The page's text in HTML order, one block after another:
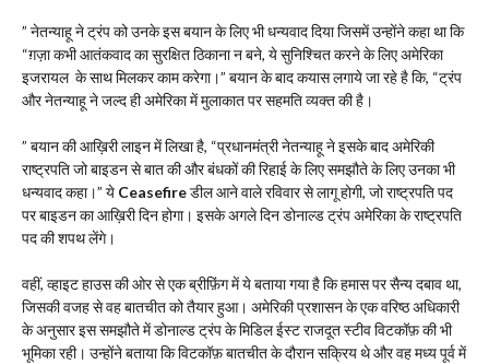
” नेतन्याहू ने ट्रंप को उनके इस बयान के लिए भी धन्यवाद दिया जिसमें उन्होंने कहा था कि
“ग़ज़ा कभी आतंकवाद का सुरक्षित ठिकाना न बने, ये सुनिश्चित करने के लिए अमेरिका
इजरायल के साथ मिलकर काम करेगा।” बयान के बाद कयास लगाये जा रहे है कि, “ट्रंप
और नेतन्याहू ने जल्द ही अमेरिका में मुलाकात पर सहमति व्यक्त की है।
” बयान की आख़िरी लाइन में लिखा है, “प्रधानमंत्री नेतन्याहू ने इसके बाद अमेरिकी
राष्ट्रपति जो बाइडन से बात की और बंधकों की रिहाई के लिए समझौते के लिए उनका भी
धन्यवाद कहा।” ये Ceasefireडील आने वाले रविवार से लागू होगी, जो राष्ट्रपति पद
पर बाइडन का आख़िरी दिन होगा। इसके अगले दिन डोनाल्ड ट्रंप अमेरिका के राष्ट्रपति
पद की शपथ लेंगे।
वहीं, व्हाइट हाउस की ओर से एक ब्रीफ़िंग में ये बताया गया है कि हमास पर सैन्य दबाव था,
जिसकी वजह से वह बातचीत को तैयार हुआ। अमेरिकी प्रशासन के एक वरिष्ठ अधिकारी
के अनुसार इस समझौते में डोनाल्ड ट्रंप के मिडिल ईस्ट राजदूत स्टीव विटकॉफ़ की भी
भूमिका रही। उन्होंने बताया कि विटकॉफ़ बातचीत के दौरान सक्रिय थे और वह मध्य पूर्व में